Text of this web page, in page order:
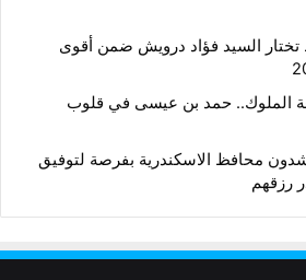
السيد فؤاد درويش ضمن أقوى
الملوك.. حمد بن عيسى في قلوب
يناشدون محافظ الاسكندرية بفرصة لتوفيق
رزقهم